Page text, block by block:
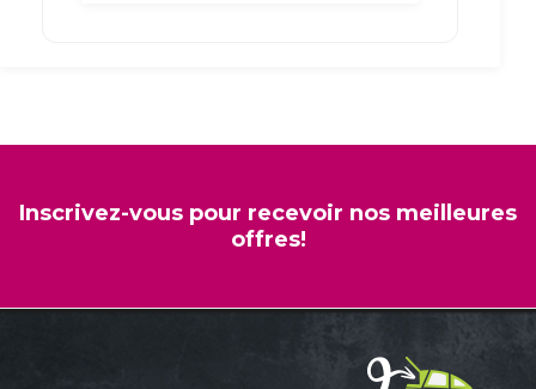
Inscrivez-vous pour recevoir nos meilleures
offres!